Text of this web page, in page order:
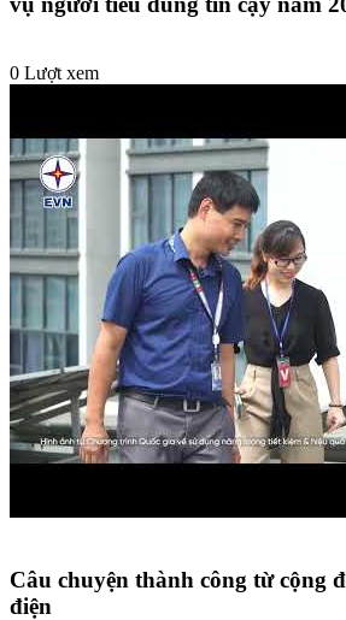
0 Lượt xem
Câu chuyện thành công từ cộng
điện